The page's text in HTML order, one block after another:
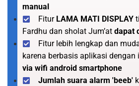
manual
Fitur LAMA MATI DISPLAY
Fardhu dan sholat Jum’at dapat
Fitur lebih lengkap dan
karena berbasis aplikasi dengan
via wifi android smartphone
Jumlah suara alarm 'beeb'